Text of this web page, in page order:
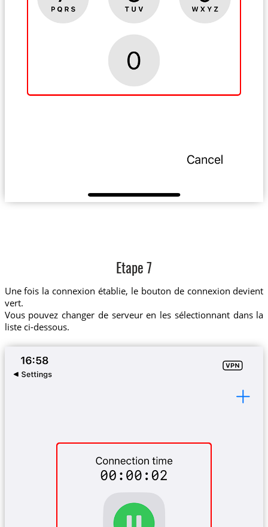
Etape 7
Une fois la connexion établie, le bouton de connexion devient
vert.
Vous pouvez changer de serveur en les sélectionnant dans la
liste ci-dessous.